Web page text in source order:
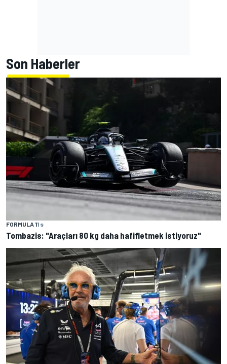
Son Haberler
FORMULA 11 s
Tombazis: "Araçları 80 kg daha hafifletmek istiyoruz"